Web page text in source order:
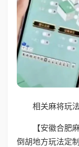
相关麻将玩
【安徽合肥
倒胡地方玩法定